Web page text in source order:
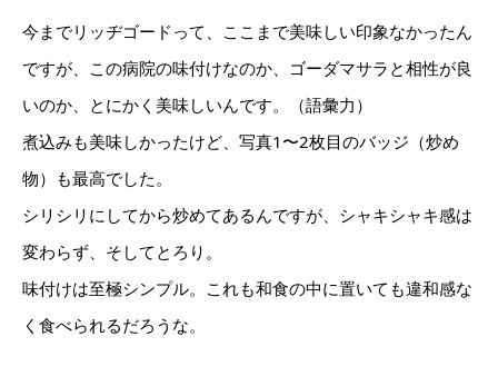
今までリッヂゴードって、ここまで美味しい印象なかったん
ですが、この病院の味付けなのか、ゴーダマサラと相性が良
いのか、とにかく美味しいんです。（語彙力）
煮込みも美味しかったけど、写真1〜2枚目のバッジ（炒め
物）も最高でした。
シリシリにしてから炒めてあるんですが、シャキシャキ感は
変わらず、そしてとろり。
味付けは至極シンプル。これも和食の中に置いても違和感な
く食べられるだろうな。